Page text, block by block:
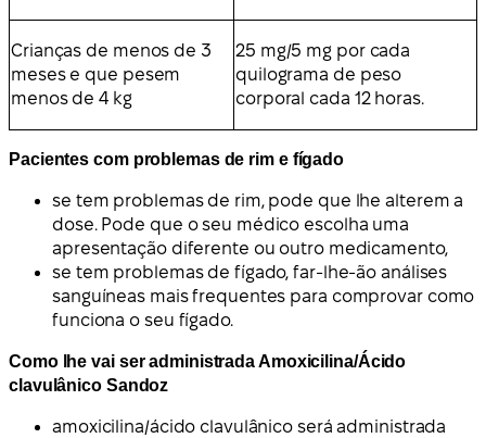
Crianças de menos de 3
meses e que pesem
menos de 4 kg
25 mg/5 mg por cada
quilograma de peso
corporal cada 12 horas.
Pacientes com problemas de rim e fígado
se tem problemas de rim, pode que lhe alterem a
dose. Pode que o seu médico escolha uma
apresentação diferente ou outro medicamento,
se tem problemas de fígado, far-lhe-ão análises
sanguíneas mais frequentes para comprovar como
funciona o seu fígado.
Como lhe vai ser administrada Amoxicilina/Ácido
clavulânico Sandoz
amoxicilina/ácido clavulânico será administrada